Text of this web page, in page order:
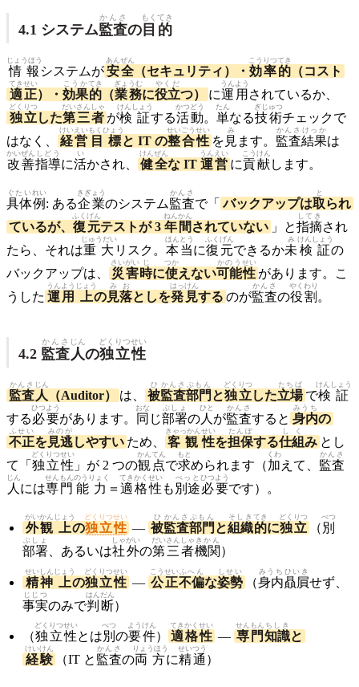
4.1 システム監査
かんさ
の 目的
もくてき
情報
じょうほう
システムが安全
あんぜん
（セキュリティ）・ 効率
こうりつ
的
てき
（コスト
適正
てきせい
）・ 効果
こうか
的
てき
（業務
ぎょうむ
に役立
やくだ
つ） に運用
うんよう
されているか、
独立
どくりつ
した第三者
だいさんしゃ
が検証
けんしょう
する活動
かつどう
。 単
たん
なる技術
ぎじゅつ
チェックで
はなく、
経営
けいえい
目標
もくひょう
と IT の整合
せいごう
性
せい
を 見
み
ます。 監査
かんさ
結果
けっか
は
改善
かいぜん
指導
しどう
に活
い
かされ、 健全
けんぜん
な IT 運営
うんえい
に貢献
こうけん
します。
具体
ぐたい
例
れい
: ある企業
きぎょう
のシステム監査
かんさ
で「 バックアップは取
と
られ
ているが、 復元
ふくげん
テストが 3 年間
ねんかん
されていない 」と指摘
してき
され
たら、それは重大
じゅうだい
リスク。 本当
ほんとう
に復元
ふくげん
できるか未
み
検証
けんしょう
の
バックアップは、
災害
さいがい
時
じ
に使
つか
えない可能
かのう
性
せい
があります。こ
うした 運用
うんよう
上
じょう
の見落
みお
としを発見
はっけん
する のが監査
かんさ
の役割
やくわり
。
4.2 監査
かんさ
人
じん
の独立
どくりつ
性
せい
監査
かんさ
人
じん
（Auditor） は、 被
ひ
監査
かんさ
部門
ぶもん
と独立
どくりつ
した立場
たちば
で検証
けんしょう
する必要
ひつよう
があります。 同
おな
じ部署
ぶしょ
の人
ひと
が監査
かんさ
すると 身内
みうち
の
不正
ふせい
を見逃
みのが
しやすい ため、 客観
きゃっかん
性
せい
を担保
たんぽ
する仕組
しく
み とし
て「 独立
どくりつ
性
せい
」が 2 つの観点
かんてん
で求
もと
められます（加
くわ
えて、 監査
かんさ
人
じん
には専門
せんもん
能力
のうりょく
＝ 適格
てきかく
性
せい
も 別途
べっと
必要
ひつよう
です）。
外観
がいかん
上
じょう
の独立性
どくりつせい
— 被
ひ
監査
かんさ
部門
ぶもん
と組織
そしき
的
てき
に独立
どくりつ
（ 別
べつ
部署
ぶしょ
、あるいは社外
しゃがい
の第三者
だいさんしゃ
機関
きかん
）
精神
せいしん
上
じょう
の独立
どくりつ
性
せい
— 公正
こうせい
不偏
ふへん
な姿勢
しせい
（身内
みうち
贔屓
ひいき
せず、
事実
じじつ
のみで判断
はんだん
）
（独立
どくりつ
性
せい
とは別
べつ
の要件
ようけん
） 適格
てきかく
性
せい
— 専門
せんもん
知識
ちしき
と
経験
けいけん
（IT と 監査
かんさ
の両方
りょうほう
に精通
せいつう
）